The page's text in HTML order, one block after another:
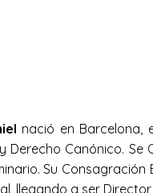
nació en Barcelona,
Derecho Canónico.
Su
llegando a ser